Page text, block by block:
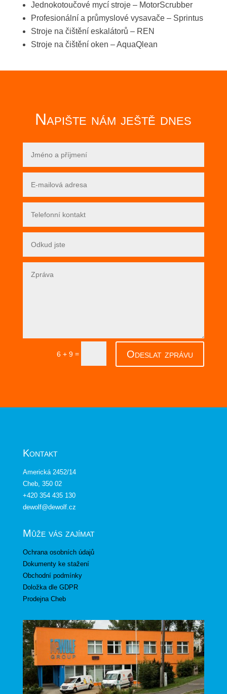
Jednokotoučové mycí stroje – MotorScrubber
Profesionální a průmyslové vysavače – Sprintus
Stroje na čištění eskalátorů – REN
Stroje na čištění oken – AquaQlean
Napište nám ještě dnes
6 + 9 = Odeslat zprávu
Kontakt
Americká 2452/14
Cheb, 350 02
+420 354 435 130
dewolf@dewolf.cz
Může vás zajímat
Ochrana osobních údajů
Dokumenty ke stažení
Obchodní podmínky
Doložka dle GDPR
Prodejna Cheb